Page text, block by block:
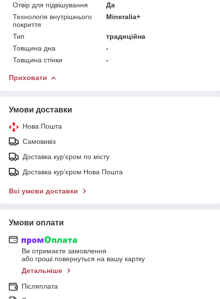
Отвір для підвішування
Да
Технологія внутрішнього
покриття
Mineralia+
Тип
традиційна
Товщина дна
-
Товщина стінки
-
Приховати
Умови доставки
Нова Пошта
Самовивіз
Доставка кур'єром по місту
Доставка кур'єром Нова Пошта
Всі умови доставки
Умови оплати
Ви отримаєте замовлення
або гроші повернуться на вашу картку
Детальніше
Післяплата